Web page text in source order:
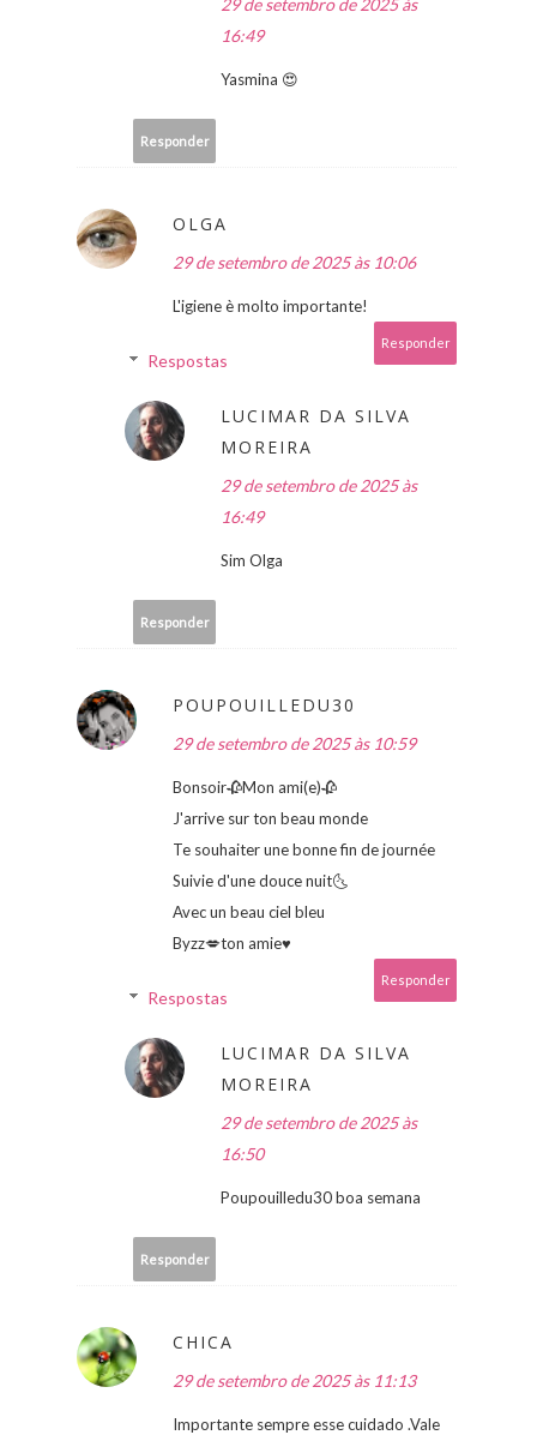
29 de setembro de 2025 às
16:49
Yasmina 😍
Responder
OLGA
29 de setembro de 2025 às 10:06
L'igiene è molto importante!
Responder
Respostas
LUCIMAR DA SILVA
MOREIRA
29 de setembro de 2025 às
16:49
Sim Olga
Responder
POUPOUILLEDU30
29 de setembro de 2025 às 10:59
Bonsoir🥀Mon ami(e)🥀
J'arrive sur ton beau monde
Te souhaiter une bonne fin de journée
Suivie d'une douce nuit🌜
Avec un beau ciel bleu
Byzz💋ton amie♥
Responder
Respostas
LUCIMAR DA SILVA
MOREIRA
29 de setembro de 2025 às
16:50
Poupouilledu30 boa semana
Responder
CHICA
29 de setembro de 2025 às 11:13
Importante sempre esse cuidado .Vale